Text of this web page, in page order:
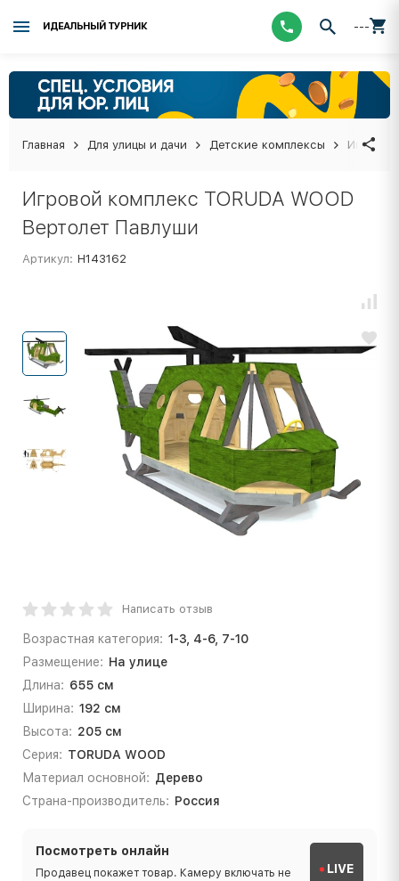
ИДЕАЛЬНЫЙ ТУРНИК ---
Главная Для улицы и дачи Детские комплексы Игровой
Игровой комплекс TORUDA WOOD
Вертолет Павлуши
Артикул: Н143162
Написать отзыв
Возрастная категория: 1-3, 4-6, 7-10
Размещение: На улице
Длина: 655 см
Ширина: 192 см
Высота: 205 см
Серия: TORUDA WOOD
Материал основной: Дерево
Страна-производитель: Россия
Посмотреть онлайн
Продавец покажет товар. Камеру включать не
LIVE